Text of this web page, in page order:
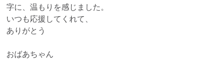
字に、温もりを感じました。
いつも応援してくれて、
ありがとう
おばあちゃん